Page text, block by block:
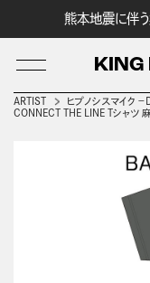
熊本地震に伴
KING
ARTIST
ヒプノシスマイク
CONNECT THE LINE Tシャツ